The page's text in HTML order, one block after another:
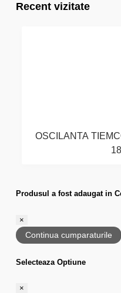
Recent vizitate
OSCILANTA
Produsul a fost adaugat in
×
Continua cumparaturile
Selecteaza Optiune
×